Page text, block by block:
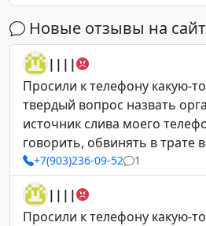
Новые отзывы на
||||
Просили к телефону какую-
твердый вопрос назвать
источник слива моего
говорить, обвинять в трате
+7(903)236-09-52 1
||||
Просили к телефону какую-